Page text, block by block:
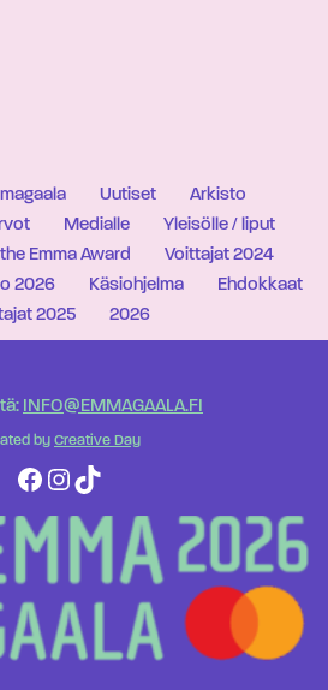
Uutiset
Arkisto
Medialle
Yleisölle / liput
Emma Award
Voittajat 2024
2026 Käsiohjelma
Ehdokkaat
2025
2026
INFO@EMMAGAALA.FI
by Creative Day